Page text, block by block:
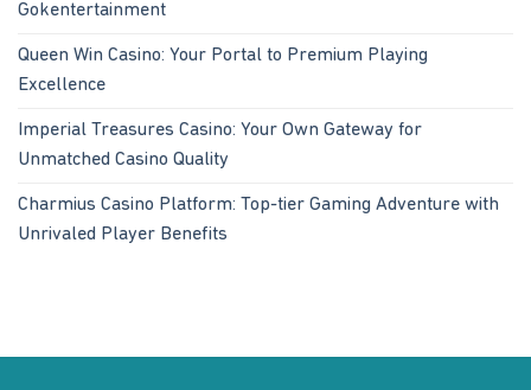
Gokentertainment
Queen Win Casino: Your Portal to Premium Playing
Excellence
Imperial Treasures Casino: Your Own Gateway for
Unmatched Casino Quality
Charmius Casino Platform: Top-tier Gaming Adventure with
Unrivaled Player Benefits